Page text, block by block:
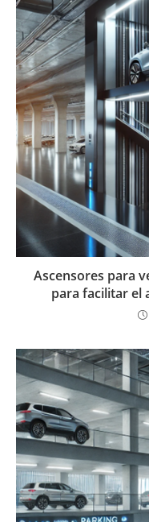
Ascensores para
para facilitar el